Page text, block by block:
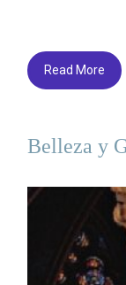
Read More
Belleza y